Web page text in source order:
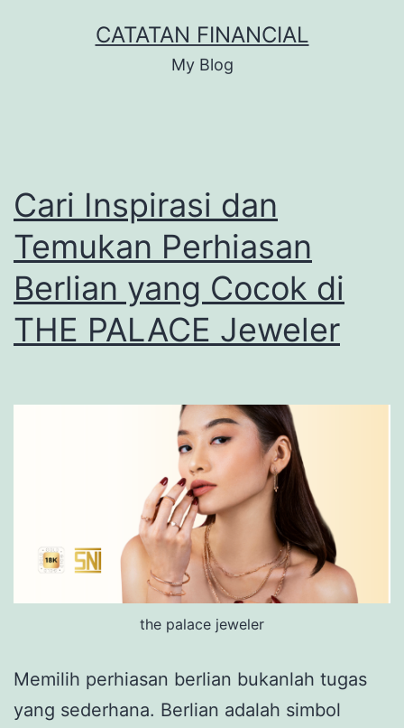
CATATAN FINANCIAL
My Blog
Cari Inspirasi dan
Temukan Perhiasan
Berlian yang Cocok di
THE PALACE Jeweler
the palace jeweler
Memilih perhiasan berlian bukanlah tugas
yang sederhana. Berlian adalah simbol